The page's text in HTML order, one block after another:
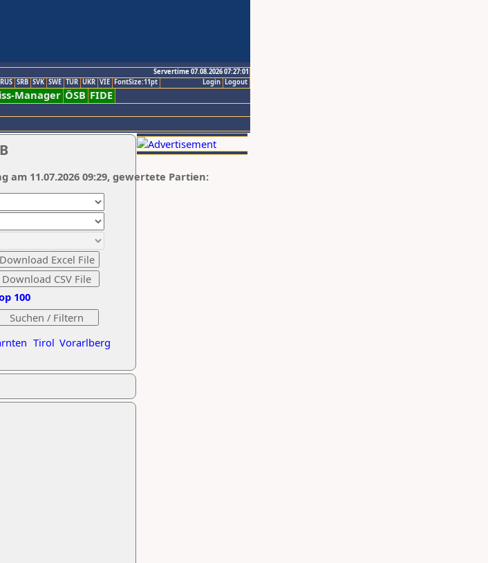
Servertime 07.08.2026 07:27:01
Logout
Login
RUS SRB SVK SWE TUR UKR VIE FontSize:11pt
Manager ÖSB FIDE
Tirol Vorarlberg
100
am 11.07.2026 09:29, gewertete Partien: